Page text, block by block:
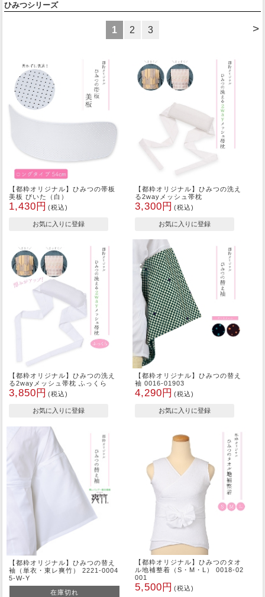
ひみつシリーズ
>
1 2 3
【都粋オリジナル】ひみつの帯板
美板 びいた（白）
1,430円 (税込)
【都粋オリジナル】ひみつの洗え
る2wayメッシュ帯枕
3,300円 (税込)
【都粋オリジナル】ひみつの洗え
る2wayメッシュ帯枕 ふっくら
3,850円 (税込)
【都粋オリジナル】ひみつの替え
袖 0016-01903
4,290円 (税込)
【都粋オリジナル】ひみつの替え
袖（単衣・東レ爽竹） 2221-0004
5-W-Y
在庫切れ
【都粋オリジナル】ひみつのタオ
ル地補整着（S・M・L） 0018-02
001
5,500円 (税込)